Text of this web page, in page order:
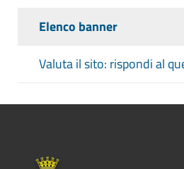
Elenco banner
Valuta il sito: rispondi al